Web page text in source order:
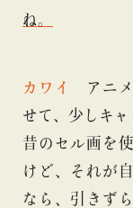
ね。
カワイ
アニ
せて、少しキ
昔のセル画を
けど、それが
なら、引きず